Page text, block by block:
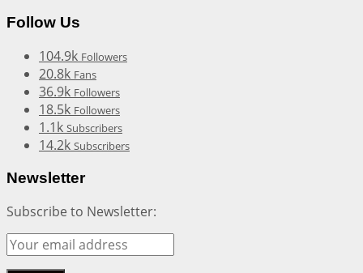
Follow Us
104.9k Followers
20.8k Fans
36.9k Followers
18.5k Followers
1.1k Subscribers
14.2k Subscribers
Newsletter
Subscribe to Newsletter: